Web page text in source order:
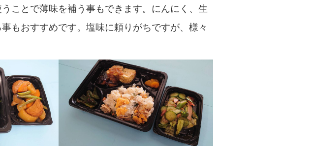
ことで薄味を補う事もできます。にんにく、生
もおすすめです。塩味に頼りがちですが、様々